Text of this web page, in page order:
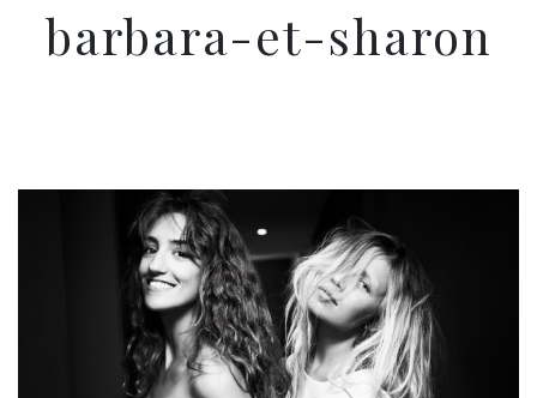
barbara-et-sharon